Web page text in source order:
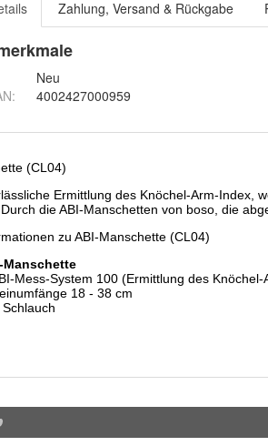
Zahlung, Versand & Rückgabe
Neu
4002427000959